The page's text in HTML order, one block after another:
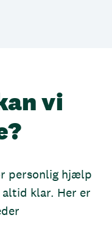
vi
personlig hjælp
klar. Her er